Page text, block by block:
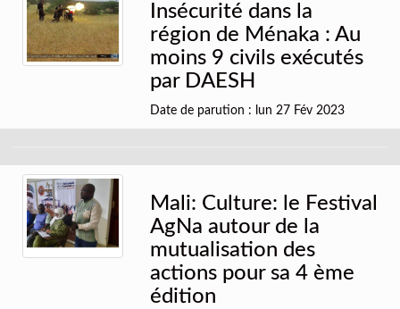
Insécurité dans la
région de Ménaka : Au
moins 9 civils exécutés
par DAESH
Date de parution : lun 27 Fév 2023
Mali: Culture: le Festival
AgNa autour de la
mutualisation des
actions pour sa 4 ème
édition